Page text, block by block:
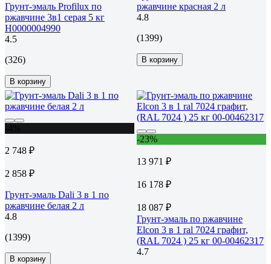
Грунт-эмаль Profilux по
ржавчине 3в1 серая 5 кг
Н0000004990
4.5
(326)
В корзину
ржавчине красная 2 л
4.8
(1399)
В корзину
2 748 ₽
2 858 ₽
Грунт-эмаль Dali 3 в 1 по
ржавчине белая 2 л
4.8
(1399)
В корзину
-23%
13 971 ₽
16 178 ₽
18 087 ₽
Грунт-эмаль по ржавчине
Elcon 3 в 1 ral 7024 графит,
(RAL 7024 ) 25 кг 00-00462317
4.7